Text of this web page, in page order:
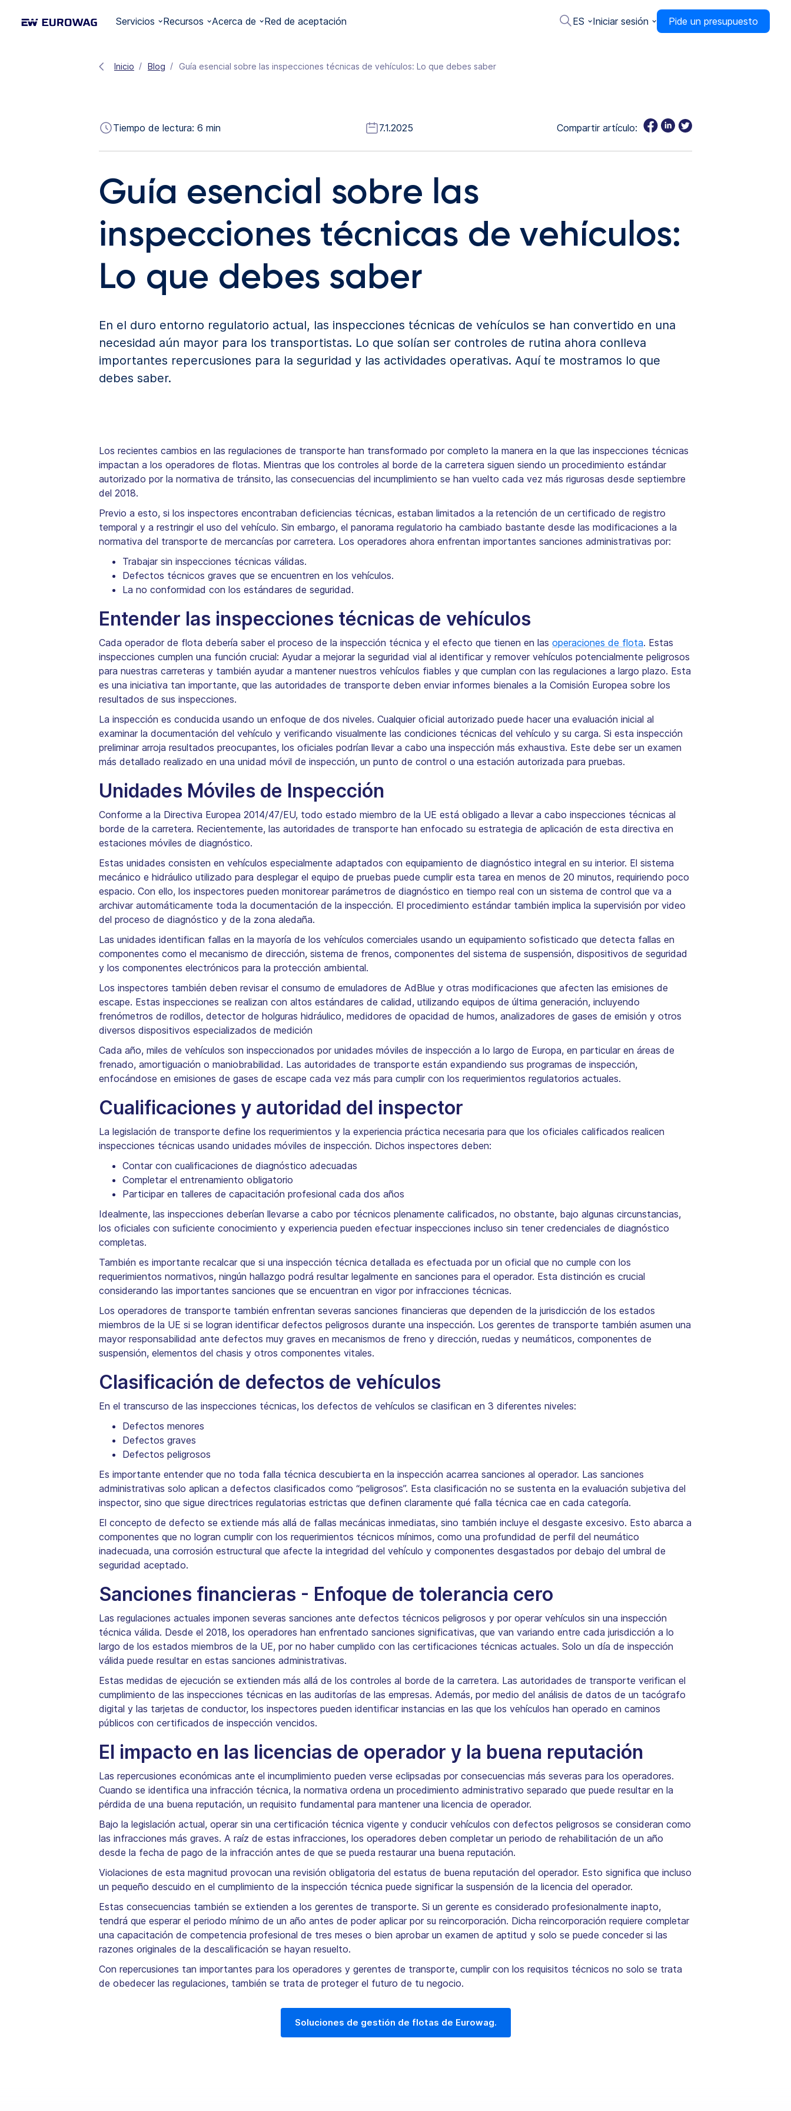
Servicios Recursos Acerca de Red de aceptación ES Iniciar sesión Pide un presupuesto
Inicio Blog Guía esencial sobre las inspecciones técnicas de vehículos: Lo que debes saber
Tiempo de lectura: 6 min 7.1.2025 Compartir artículo:
Guía esencial sobre las
inspecciones técnicas de vehículos:
Lo que debes saber
En el duro entorno regulatorio actual, las inspecciones técnicas de vehículos se han convertido en una
necesidad aún mayor para los transportistas. Lo que solían ser controles de rutina ahora conlleva
importantes repercusiones para la seguridad y las actividades operativas. Aquí te mostramos lo que
debes saber.
Los recientes cambios en las regulaciones de transporte han transformado por completo la manera en la que las inspecciones técnicas
impactan a los operadores de flotas. Mientras que los controles al borde de la carretera siguen siendo un procedimiento estándar
autorizado por la normativa de tránsito, las consecuencias del incumplimiento se han vuelto cada vez más rigurosas desde septiembre
del 2018.
Previo a esto, si los inspectores encontraban deficiencias técnicas, estaban limitados a la retención de un certificado de registro
temporal y a restringir el uso del vehículo. Sin embargo, el panorama regulatorio ha cambiado bastante desde las modificaciones a la
normativa del transporte de mercancías por carretera. Los operadores ahora enfrentan importantes sanciones administrativas por:
Trabajar sin inspecciones técnicas válidas.
Defectos técnicos graves que se encuentren en los vehículos.
La no conformidad con los estándares de seguridad.
Entender las inspecciones técnicas de vehículos
Cada operador de flota debería saber el proceso de la inspección técnica y el efecto que tienen en las operaciones de flota. Estas
inspecciones cumplen una función crucial: Ayudar a mejorar la seguridad vial al identificar y remover vehículos potencialmente peligrosos
para nuestras carreteras y también ayudar a mantener nuestros vehículos fiables y que cumplan con las regulaciones a largo plazo. Esta
es una iniciativa tan importante, que las autoridades de transporte deben enviar informes bienales a la Comisión Europea sobre los
resultados de sus inspecciones.
La inspección es conducida usando un enfoque de dos niveles. Cualquier oficial autorizado puede hacer una evaluación inicial al
examinar la documentación del vehículo y verificando visualmente las condiciones técnicas del vehículo y su carga. Si esta inspección
preliminar arroja resultados preocupantes, los oficiales podrían llevar a cabo una inspección más exhaustiva. Este debe ser un examen
más detallado realizado en una unidad móvil de inspección, un punto de control o una estación autorizada para pruebas.
Unidades Móviles de Inspección
Conforme a la Directiva Europea 2014/47/EU, todo estado miembro de la UE está obligado a llevar a cabo inspecciones técnicas al
borde de la carretera. Recientemente, las autoridades de transporte han enfocado su estrategia de aplicación de esta directiva en
estaciones móviles de diagnóstico.
Estas unidades consisten en vehículos especialmente adaptados con equipamiento de diagnóstico integral en su interior. El sistema
mecánico e hidráulico utilizado para desplegar el equipo de pruebas puede cumplir esta tarea en menos de 20 minutos, requiriendo poco
espacio. Con ello, los inspectores pueden monitorear parámetros de diagnóstico en tiempo real con un sistema de control que va a
archivar automáticamente toda la documentación de la inspección. El procedimiento estándar también implica la supervisión por video
del proceso de diagnóstico y de la zona aledaña.
Las unidades identifican fallas en la mayoría de los vehículos comerciales usando un equipamiento sofisticado que detecta fallas en
componentes como el mecanismo de dirección, sistema de frenos, componentes del sistema de suspensión, dispositivos de seguridad
y los componentes electrónicos para la protección ambiental.
Los inspectores también deben revisar el consumo de emuladores de AdBlue y otras modificaciones que afecten las emisiones de
escape. Estas inspecciones se realizan con altos estándares de calidad, utilizando equipos de última generación, incluyendo
frenómetros de rodillos, detector de holguras hidráulico, medidores de opacidad de humos, analizadores de gases de emisión y otros
diversos dispositivos especializados de medición
Cada año, miles de vehículos son inspeccionados por unidades móviles de inspección a lo largo de Europa, en particular en áreas de
frenado, amortiguación o maniobrabilidad. Las autoridades de transporte están expandiendo sus programas de inspección,
enfocándose en emisiones de gases de escape cada vez más para cumplir con los requerimientos regulatorios actuales.
Cualificaciones y autoridad del inspector
La legislación de transporte define los requerimientos y la experiencia práctica necesaria para que los oficiales calificados realicen
inspecciones técnicas usando unidades móviles de inspección. Dichos inspectores deben:
Contar con cualificaciones de diagnóstico adecuadas
Completar el entrenamiento obligatorio
Participar en talleres de capacitación profesional cada dos años
Idealmente, las inspecciones deberían llevarse a cabo por técnicos plenamente calificados, no obstante, bajo algunas circunstancias,
los oficiales con suficiente conocimiento y experiencia pueden efectuar inspecciones incluso sin tener credenciales de diagnóstico
completas.
También es importante recalcar que si una inspección técnica detallada es efectuada por un oficial que no cumple con los
requerimientos normativos, ningún hallazgo podrá resultar legalmente en sanciones para el operador. Esta distinción es crucial
considerando las importantes sanciones que se encuentran en vigor por infracciones técnicas.
Los operadores de transporte también enfrentan severas sanciones financieras que dependen de la jurisdicción de los estados
miembros de la UE si se logran identificar defectos peligrosos durante una inspección. Los gerentes de transporte también asumen una
mayor responsabilidad ante defectos muy graves en mecanismos de freno y dirección, ruedas y neumáticos, componentes de
suspensión, elementos del chasis y otros componentes vitales.
Clasificación de defectos de vehículos
En el transcurso de las inspecciones técnicas, los defectos de vehículos se clasifican en 3 diferentes niveles:
Defectos menores
Defectos graves
Defectos peligrosos
Es importante entender que no toda falla técnica descubierta en la inspección acarrea sanciones al operador. Las sanciones
administrativas solo aplican a defectos clasificados como “peligrosos”. Esta clasificación no se sustenta en la evaluación subjetiva del
inspector, sino que sigue directrices regulatorias estrictas que definen claramente qué falla técnica cae en cada categoría.
El concepto de defecto se extiende más allá de fallas mecánicas inmediatas, sino también incluye el desgaste excesivo. Esto abarca a
componentes que no logran cumplir con los requerimientos técnicos mínimos, como una profundidad de perfil del neumático
inadecuada, una corrosión estructural que afecte la integridad del vehículo y componentes desgastados por debajo del umbral de
seguridad aceptado.
Sanciones financieras - Enfoque de tolerancia cero
Las regulaciones actuales imponen severas sanciones ante defectos técnicos peligrosos y por operar vehículos sin una inspección
técnica válida. Desde el 2018, los operadores han enfrentado sanciones significativas, que van variando entre cada jurisdicción a lo
largo de los estados miembros de la UE, por no haber cumplido con las certificaciones técnicas actuales. Solo un día de inspección
válida puede resultar en estas sanciones administrativas.
Estas medidas de ejecución se extienden más allá de los controles al borde de la carretera. Las autoridades de transporte verifican el
cumplimiento de las inspecciones técnicas en las auditorías de las empresas. Además, por medio del análisis de datos de un tacógrafo
digital y las tarjetas de conductor, los inspectores pueden identificar instancias en las que los vehículos han operado en caminos
públicos con certificados de inspección vencidos.
El impacto en las licencias de operador y la buena reputación
Las repercusiones económicas ante el incumplimiento pueden verse eclipsadas por consecuencias más severas para los operadores.
Cuando se identifica una infracción técnica, la normativa ordena un procedimiento administrativo separado que puede resultar en la
pérdida de una buena reputación, un requisito fundamental para mantener una licencia de operador.
Bajo la legislación actual, operar sin una certificación técnica vigente y conducir vehículos con defectos peligrosos se consideran como
las infracciones más graves. A raíz de estas infracciones, los operadores deben completar un periodo de rehabilitación de un año
desde la fecha de pago de la infracción antes de que se pueda restaurar una buena reputación.
Violaciones de esta magnitud provocan una revisión obligatoria del estatus de buena reputación del operador. Esto significa que incluso
un pequeño descuido en el cumplimiento de la inspección técnica puede significar la suspensión de la licencia del operador.
Estas consecuencias también se extienden a los gerentes de transporte. Si un gerente es considerado profesionalmente inapto,
tendrá que esperar el periodo mínimo de un año antes de poder aplicar por su reincorporación. Dicha reincorporación requiere completar
una capacitación de competencia profesional de tres meses o bien aprobar un examen de aptitud y solo se puede conceder si las
razones originales de la descalificación se hayan resuelto.
Con repercusiones tan importantes para los operadores y gerentes de transporte, cumplir con los requisitos técnicos no solo se trata
de obedecer las regulaciones, también se trata de proteger el futuro de tu negocio.
Soluciones de gestión de flotas de Eurowag.